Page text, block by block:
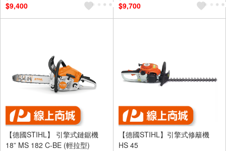
$9,400 $9,700
【德國STIHL】 引擎式鏈鋸機
18” MS 182 C-BE (輕拉型)
【德國STIHL】引擎式修籬機
HS 45